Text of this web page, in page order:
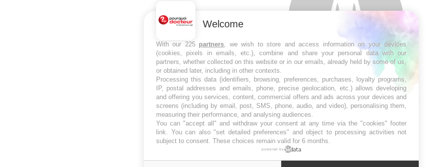
SYMPTÔMES
des métatarsalgies à 90 %
liées à problème d’appui
Welcome
With our 225 partners, we wish to store and access information on your devices
(cookies, pixels in emails, etc.), combine and share your personal data with our
partners, whether collected on this website or in our emails, already held by some of us,
or obtained later, including in other contexts.
Processing this data (identifiers, browsing, preferences, purchases, loyalty programs,
IP, postal addresses and emails, phone, precise geolocation, etc.) allows developing
and offering you services, content, commercial offers and ads across your devices and
screens (including by email, post, SMS, phone, audio, and video), personalising them,
measuring their performance, and analysing audiences.
You can "accept all" and withdraw your consent at any time via the "cookies" footer
link. You can also "set detailed preferences" and object to processing activities not
subject to consent. These choices remain valid for 6 months.
powered by